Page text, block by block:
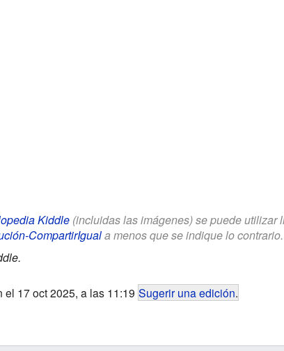
Kiddle(incluidas las imágenes) se puede utilizar
CompartirIguala menos que se indique lo
el 17 oct 2025, a las 11:19 Sugerir una edición.